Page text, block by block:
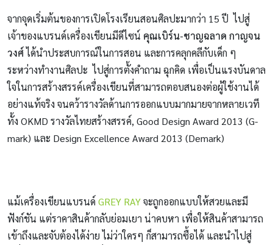
จากจุดเริ่มต้นของการเปิดโรงเรียนสอนศิลปะมากว่า 15 ปี ไปสู่
เจ้าของแบรนด์เครื่องเขียนมีดีไซน์ คุณเบิร์น-ชาญฉลาด กาญจน
วงศ์ได้นำประสบการณ์ในการสอน และการคลุกคลีกับเด็ก ๆ
ระหว่างทำงานศิลปะ ไปสู่การตั้งคำถาม ฉุกคิด เพื่อเป็นแรงบันดาล
ใจในการสร้างสรรค์เครื่องเขียนที่สามารถตอบสนองต่อผู้ใช้งานได้
อย่างแท้จริง จนคว้ารางวัลด้านการออกแบบมากมายจากหลายเวที
ทั้ง OKMD รางวัลไทยสร้างสรรค์, Good Design Award 2013 (G-
mark) และ Design Excellence Award 2013 (Demark)
แม้เครื่องเขียนแบรนด์ GREY RAYจะถูกออกแบบให้สวยและมี
ฟังก์ชัน แต่ราคาสินค้ากลับย่อมเยา น่าคบหา เพื่อให้สินค้าสามารถ
เข้าถึงและจับต้องได้ง่าย ไม่ว่าใครๆ ก็สามารถซื้อได้ และนำไปสู่